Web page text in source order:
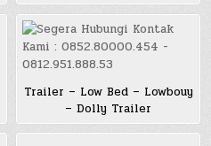
Trailer – Low Bed – Lowbouy
– Dolly Trailer